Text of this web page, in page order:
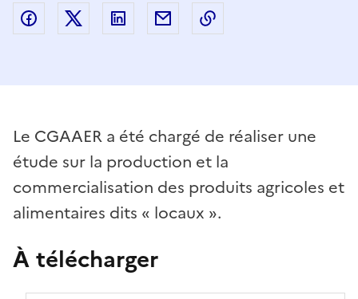
Partager sur Facebook
Partager sur Twitter
Partager sur LinkedIn
Partager par email
Le CGAAER a été chargé de réaliser une
étude sur la production et la
commercialisation des produits agricoles et
alimentaires dits « locaux ».
À télécharger